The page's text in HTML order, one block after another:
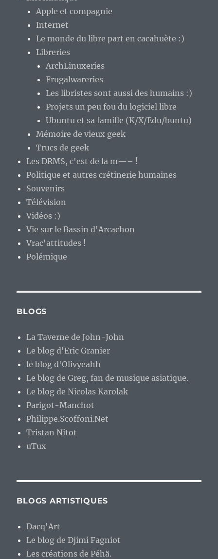
Apple et compagnie
Internet
Le monde du libre part en cacahuète :)
Libreries
ArchLinuxeries
Frugalwareries
Les libristes sont aussi des humains :)
Projets un peu fou du logiciel libre
Ubuntu et sa famille (K/X/Edu/buntu)
Mémoire de vieux geek
Trucs de geek
Les DRMS, c'est de la m—– !
Politique et autres crétinerie humaines
Souvenirs
Télévision
Vidéos :)
Vie sur le Bassin d'Arcachon
Vrac'attitudes !
Polémique
BLOGS
La Taverne de John-John
Le blog d'Eric Granier
le blog d'Olivyeahh
Le blog de Greg, fan de musique asiatique.
Le blog de Nicolas Karolak
Parigot-Manchot
Philippe.Scoffoni.Net
Tristan Nitot
uTux
BLOGS ARTISTIQUES
Dacq'Art
Le blog de Djimi Fagniot
Les créations de Péhä.